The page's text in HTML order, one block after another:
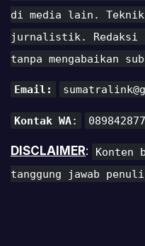
di media lain. Teknik
jurnalistik. Redaksi
tanpa mengabaikan
Email:
Kontak WA:
DISCLAIMER:
tanggung jawab